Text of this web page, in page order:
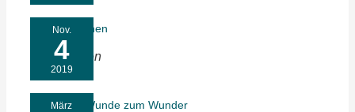
Nov.
4
2019
Türen öffnen
März